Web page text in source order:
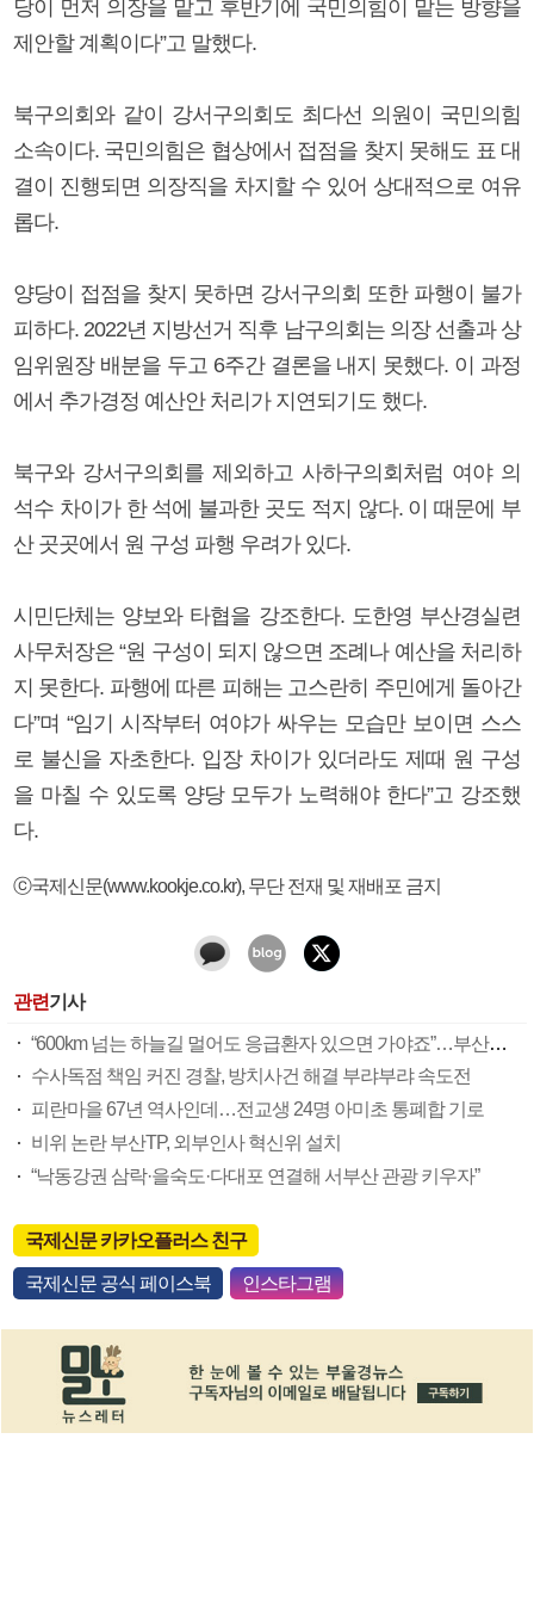
당이 먼저 의장을 맡고 후반기에 국민의힘이 맡는 방향을
제안할 계획이다”고 말했다.
북구의회와 같이 강서구의회도 최다선 의원이 국민의힘
소속이다. 국민의힘은 협상에서 접점을 찾지 못해도 표 대
결이 진행되면 의장직을 차지할 수 있어 상대적으로 여유
롭다.
양당이 접점을 찾지 못하면 강서구의회 또한 파행이 불가
피하다. 2022년 지방선거 직후 남구의회는 의장 선출과 상
임위원장 배분을 두고 6주간 결론을 내지 못했다. 이 과정
에서 추가경정 예산안 처리가 지연되기도 했다.
북구와 강서구의회를 제외하고 사하구의회처럼 여야 의
석수 차이가 한 석에 불과한 곳도 적지 않다. 이 때문에 부
산 곳곳에서 원 구성 파행 우려가 있다.
시민단체는 양보와 타협을 강조한다. 도한영 부산경실련
사무처장은 “원 구성이 되지 않으면 조례나 예산을 처리하
지 못한다. 파행에 따른 피해는 고스란히 주민에게 돌아간
다”며 “임기 시작부터 여야가 싸우는 모습만 보이면 스스
로 불신을 자초한다. 입장 차이가 있더라도 제때 원 구성
을 마칠 수 있도록 양당 모두가 노력해야 한다”고 강조했
다.
ⓒ국제신문(www.kookje.co.kr), 무단 전재 및 재배포 금지
관련기사
“600km 넘는 하늘길 멀어도 응급환자 있으면 가야죠”…부산소방항공대 활약상 눈길
수사독점 책임 커진 경찰, 방치사건 해결 부랴부랴 속도전
피란마을 67년 역사인데…전교생 24명 아미초 통폐합 기로
비위 논란 부산TP, 외부인사 혁신위 설치
“낙동강권 삼락·을숙도·다대포 연결해 서부산 관광 키우자”
국제신문 카카오플러스 친구
국제신문 공식 페이스북 인스타그램